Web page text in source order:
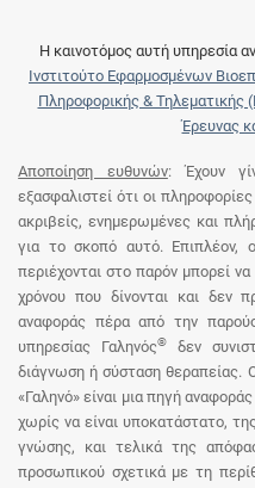
Η καινοτόμος αυτή υπηρεσία
Ινστιτούτο Εφαρμοσμένων
Πληροφορικής &
Έρευνας
Αποποίηση ευθυνών: Έχουν
εξασφαλιστεί ότι οι
ακριβείς, ενημερωμένες και
για το σκοπό αυτό. Επιπλέον,
περιέχονται στο παρόν μπορεί
χρόνου που δίνονται και δεν
αναφοράς πέρα από την
υπηρεσίας Γαληνός®
δεν
διάγνωση ή σύσταση θεραπείας.
«Γαληνό» είναι μια πηγή
χωρίς να είναι υποκατάστατο,
γνώσης, και τελικά της
προσωπικού σχετικά με τη